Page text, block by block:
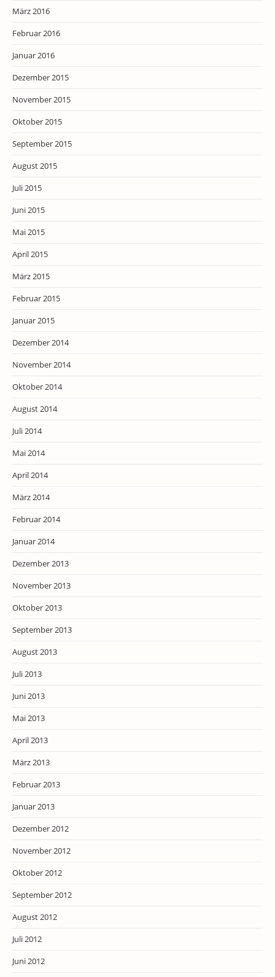
März 2016
Februar 2016
Januar 2016
Dezember 2015
November 2015
Oktober 2015
September 2015
August 2015
Juli 2015
Juni 2015
Mai 2015
April 2015
März 2015
Februar 2015
Januar 2015
Dezember 2014
November 2014
Oktober 2014
August 2014
Juli 2014
Mai 2014
April 2014
März 2014
Februar 2014
Januar 2014
Dezember 2013
November 2013
Oktober 2013
September 2013
August 2013
Juli 2013
Juni 2013
Mai 2013
April 2013
März 2013
Februar 2013
Januar 2013
Dezember 2012
November 2012
Oktober 2012
September 2012
August 2012
Juli 2012
Juni 2012